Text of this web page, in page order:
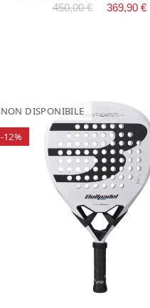
450,00 €
369,90 €
NON DISPONIBILE
-12%